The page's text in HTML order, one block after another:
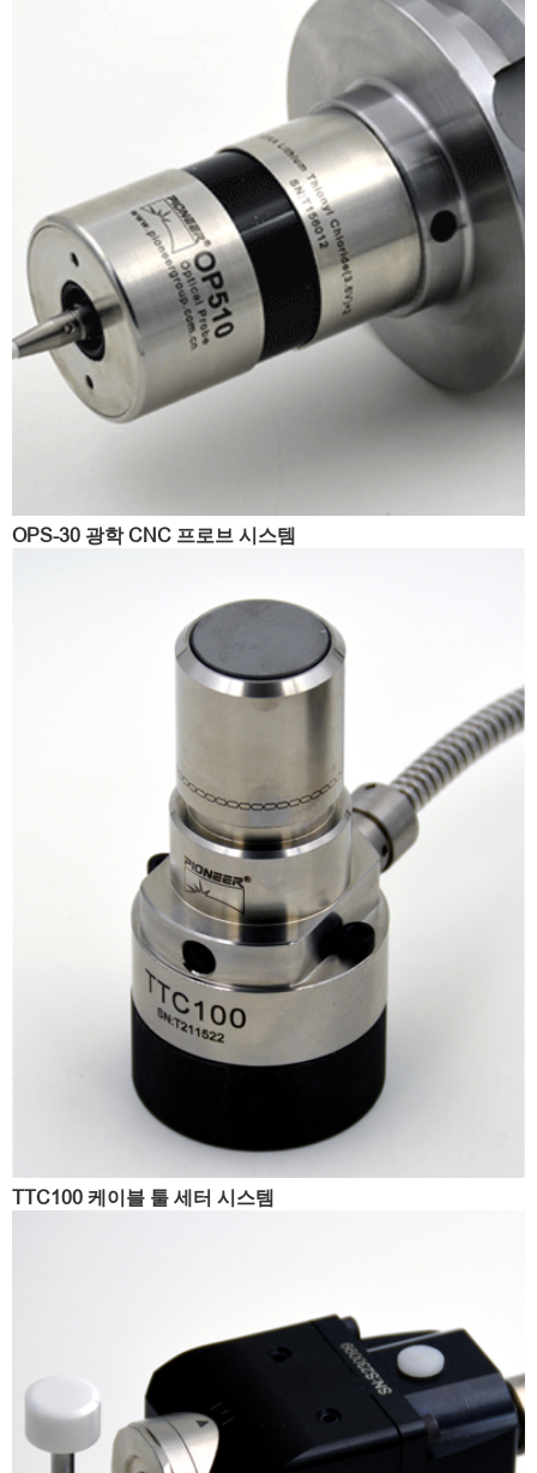
OPS-30 광학 CNC 프로브 시스템
TTC100 케이블 툴 세터 시스템